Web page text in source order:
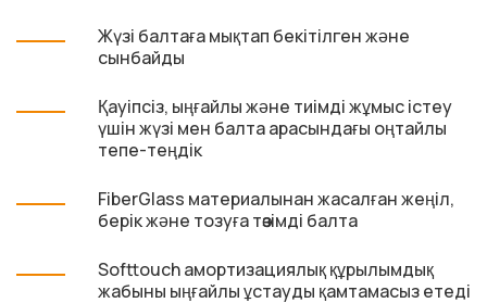
Жүзі балтаға мықтап бекітілген және
сынбайды
Қауіпсіз, ыңғайлы және тиімді жұмыс істеу
үшін жүзі мен балта арасындағы оңтайлы
тепе-теңдік
FiberGlass материалынан жасалған жеңіл,
берік және тозуға төзімді балта
Softtouch амортизациялық құрылымдық
жабыны ыңғайлы ұстауды қамтамасыз етеді